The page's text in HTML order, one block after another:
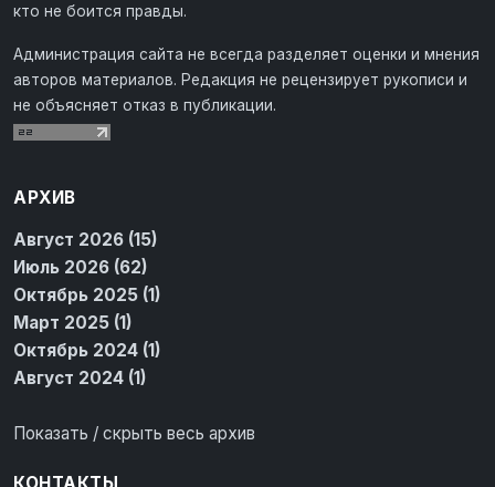
кто не боится правды.
Администрация сайта не всегда разделяет оценки и мнения
авторов материалов. Редакция не рецензирует рукописи и
не объясняет отказ в публикации.
АРХИВ
Август 2026 (15)
Июль 2026 (62)
Октябрь 2025 (1)
Март 2025 (1)
Октябрь 2024 (1)
Август 2024 (1)
Показать / скрыть весь архив